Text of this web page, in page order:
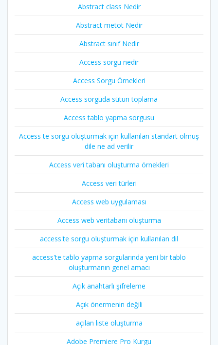
Abstract class Nedir
Abstract metot Nedir
Abstract sınıf Nedir
Access sorgu nedir
Access Sorgu Örnekleri
Access sorguda sütun toplama
Access tablo yapma sorgusu
Access te sorgu oluşturmak için kullanılan standart olmuş
dile ne ad verilir
Access veri tabanı oluşturma örnekleri
Access veri türleri
Access web uygulaması
Access web veritabanı oluşturma
access'te sorgu oluşturmak için kullanılan dil
access'te tablo yapma sorgularında yeni bir tablo
oluşturmanın genel amacı
Açık anahtarlı şifreleme
Açık önermenin değili
açılan liste oluşturma
Adobe Premiere Pro Kurgu